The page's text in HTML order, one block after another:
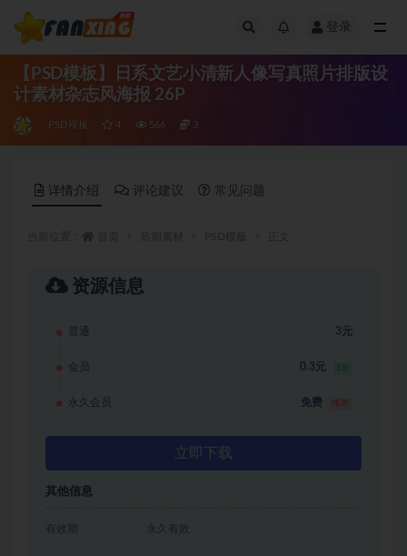
登录
【PSD模板】日系文艺小清新人像写真照片排版设
计素材杂志风海报 26P
PSD模板 4 566 3
详情介绍 评论建议 常见问题
资源信息
普通 3元
会员 0.3元 1折
永久会员 免费
立即下载
其他信息
有效期 永久有效